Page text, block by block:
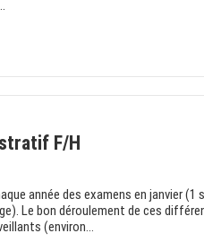
F/H
année des examens en janvier
Le bon déroulement de ces
(environ...